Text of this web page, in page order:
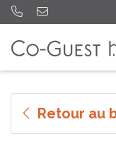
Retour au